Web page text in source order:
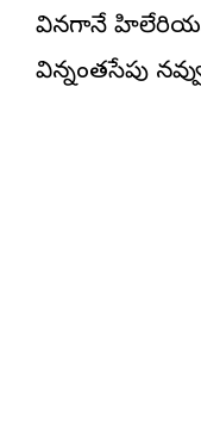
వినగానే
విన్నంతసేపు